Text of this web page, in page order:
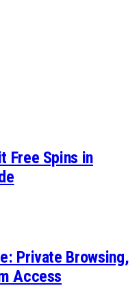
Free Spins in
Private Browsing,
Access